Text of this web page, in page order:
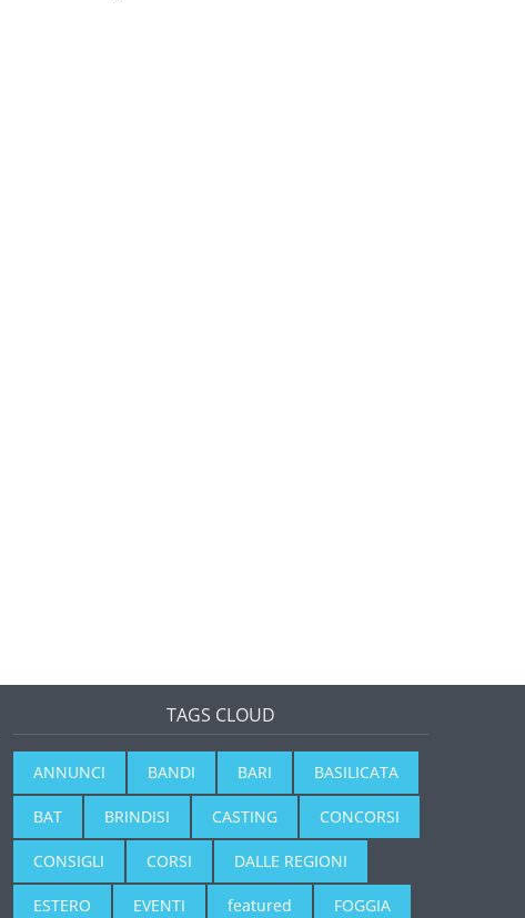
TAGS CLOUD
ANNUNCI BANDI BARI BASILICATA
BAT BRINDISI CASTING CONCORSI
CONSIGLI CORSI DALLE REGIONI
ESTERO EVENTI featured FOGGIA